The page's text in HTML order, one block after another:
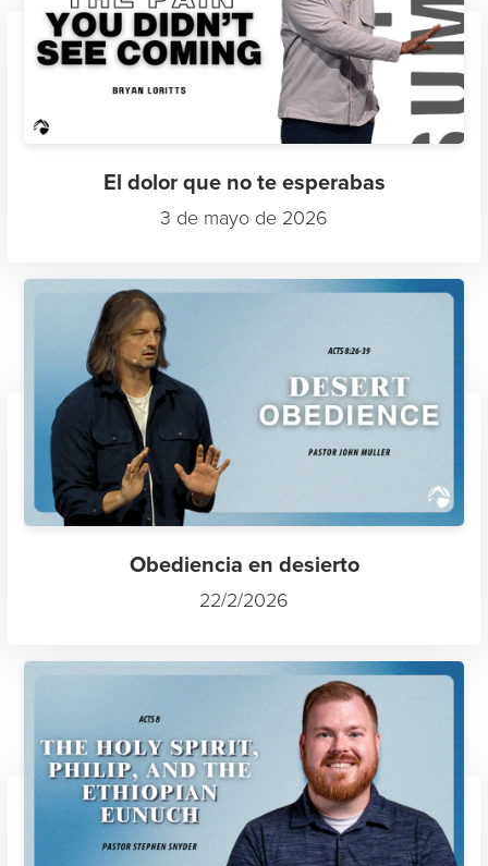
El dolor que no te esperabas
3 de mayo de 2026
Obediencia en desierto
22/2/2026